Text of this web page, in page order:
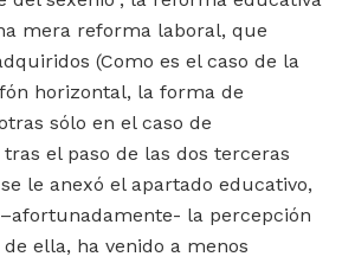
mera reforma laboral, que
(Como es el caso de la
horizontal, la forma de
sólo en el caso de
el paso de las dos terceras
le anexó el apartado educativo,
la percepción
ella, ha venido a menos